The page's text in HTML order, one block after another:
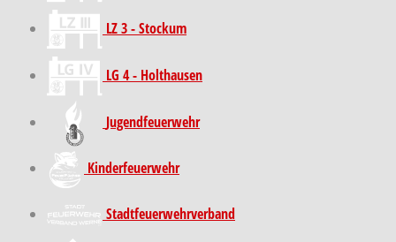
LZ 3 - Stockum
LG 4 - Holthausen
Jugendfeuerwehr
Kinder­feuer­wehr
Stadt­feuer­wehr­verband